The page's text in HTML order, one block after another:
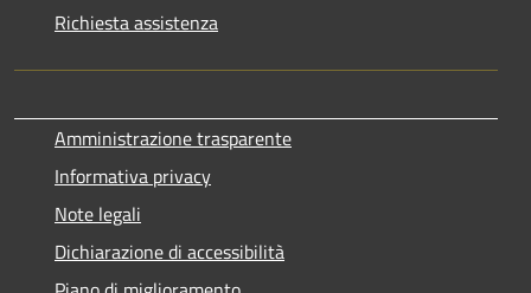
Richiesta assistenza
Amministrazione trasparente
Informativa privacy
Note legali
Dichiarazione di accessibilità